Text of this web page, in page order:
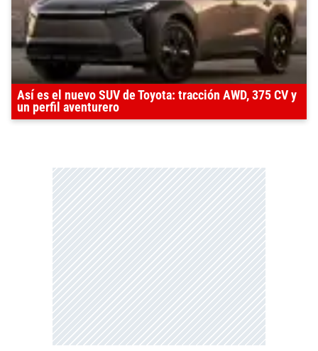
Así es el nuevo SUV de Toyota: tracción AWD, 375 CV y
un perfil aventurero